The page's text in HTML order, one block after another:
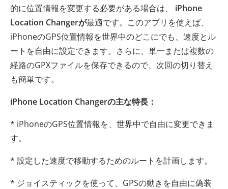
的に位置情報を変更する必要がある場合は、 iPhone
Location Changerが最適です。このアプリを使えば、
iPhoneのGPS位置情報を世界中のどこにでも、速度とル
ートを自由に設定できます。さらに、単一または複数の
経路のGPXファイルを保存できるので、次回の切り替え
も簡単です。
iPhone Location Changerの主な特長：
* iPhoneのGPS位置情報を、世界中で自由に変更できま
す。
* 設定した速度で移動するためのルートを計画します。
* ジョイスティックを使って、GPSの動きを自由に偽装